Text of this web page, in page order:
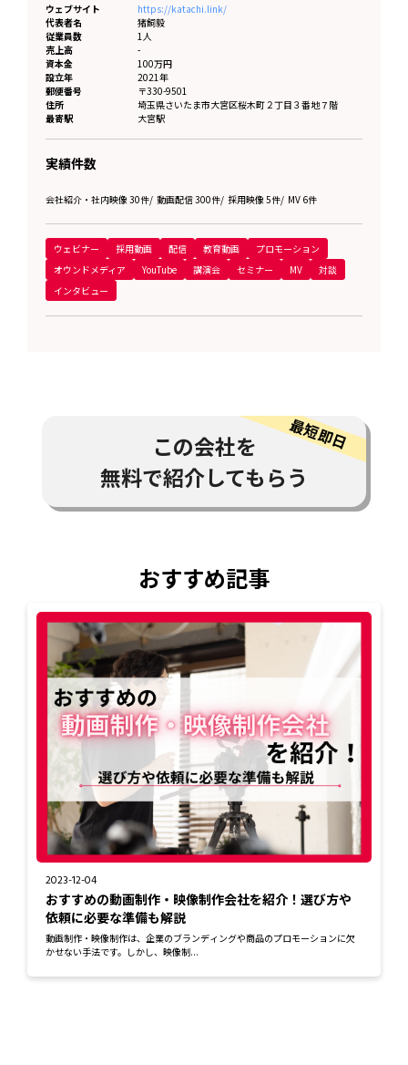
ウェブサイト
https://katachi.link/
代表者名
猪飼毅
従業員数
1人
売上高
-
資本金
100万円
設立年
2021年
郵便番号
〒330-9501
住所
埼玉県さいたま市大宮区桜木町２丁目３番地７階
最寄駅
大宮駅
実績件数
会社紹介・社内映像 30件/ 動画配信 300件/ 採用映像 5件/ MV 6件
ウェビナー 採用動画 配信 教育動画
プロモーション
オウンドメディア
YouTube 講演会 セミナー MV
対談
インタビュー
この会社を
無料で紹介してもらう
おすすめ記事
2023-12-04
おすすめの動画制作・映像制作会社を紹介！選び方や
依頼に必要な準備も解説
動画制作・映像制作は、企業のブランディングや商品のプロモーションに欠
かせない手法です。しかし、映像制...